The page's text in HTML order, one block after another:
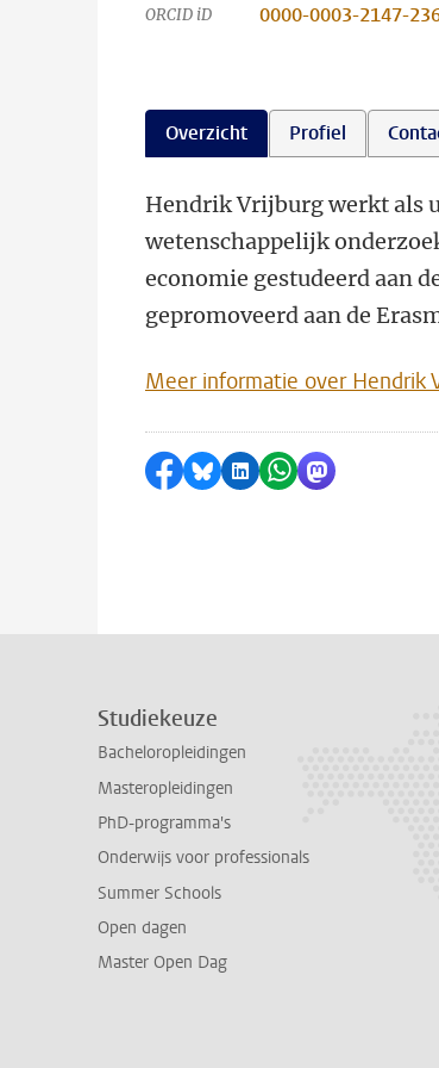
ORCID iD 0000-0003-2147-
Overzicht Profiel
Hendrik Vrijburg werkt als
wetenschappelijk
economie gestudeerd aan
gepromoveerd aan de
Meer informatie over Hendrik
Delen op Facebook
Delen via Bluesky
Delen op LinkedIn
Delen via
Delen via
Studiekeuze
Bacheloropleidingen
Masteropleidingen
PhD-programma's
Onderwijs voor professionals
Summer Schools
Open dagen
Master Open Dag